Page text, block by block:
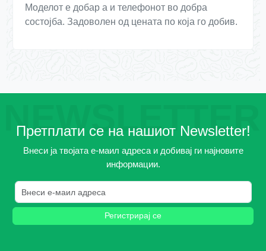
Моделот е добар а и телефонот во добра
состојба. Задоволен од цената по која го добив.
NEWSLETTER
Претплати се на нашиот Newsletter!
Внеси ја твојата е-маил адреса и добивај ги најновите
информации.
Регистрирај се